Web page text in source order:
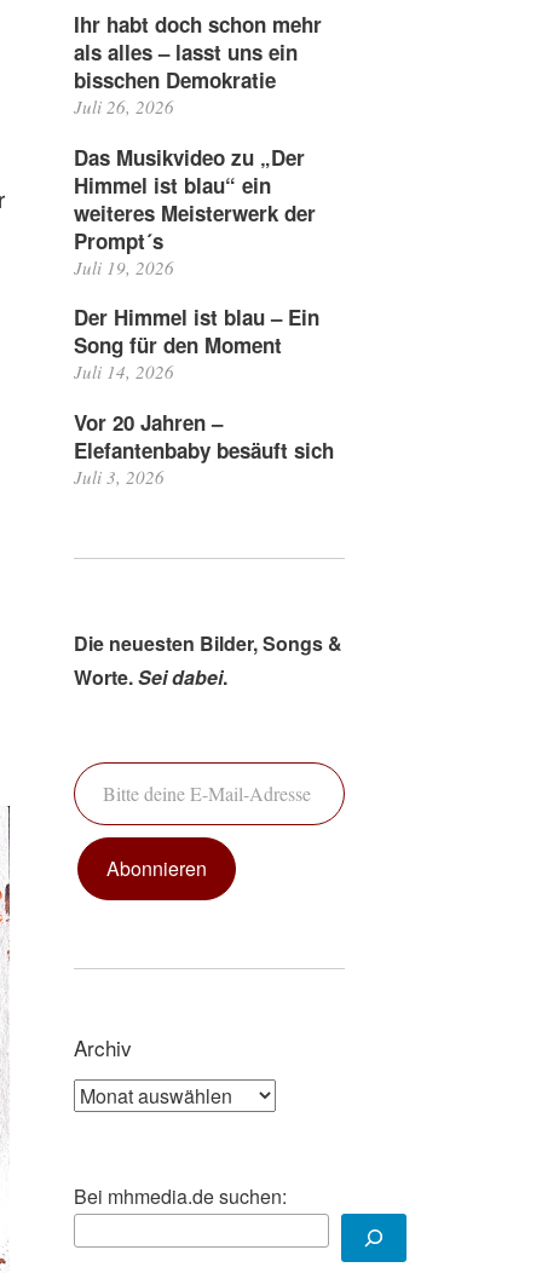
Ihr habt doch schon mehr
als alles – lasst uns ein
bisschen Demokratie
Juli 26, 2026
Das Musikvideo zu „Der
Himmel ist blau“ ein
weiteres Meisterwerk der
Prompt´s
Juli 19, 2026
Der Himmel ist blau – Ein
Song für den Moment
Juli 14, 2026
Vor 20 Jahren –
Elefantenbaby besäuft sich
Juli 3, 2026
Die neuesten Bilder, Songs &
Worte.Sei dabei.
Bitte deine E-Mail-Adresse ein ...
Abonnieren
Archiv
Archiv
Bei mhmedia.de suchen: